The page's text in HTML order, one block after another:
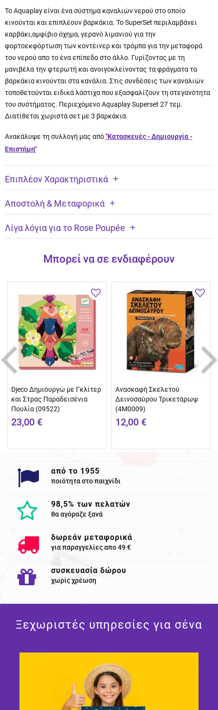
Το Aquaplay είναι ένα σύστημα καναλιών νερού στο οποίο
κινούνται και επιπλέουν βαρκάκια. Το SuperSet περιλαμβάνει
καρβάκι,αμφίβιο όχημα, γερανό λιμανιού για την
φορτοεκφόρτωση των κοντέινερ και τρόμπα για την μεταφορά
του νερού απο το ένα επίπεδο στο άλλο. Γυρίζοντας με τη
μανιβέλα την φτερωτή και ανοιγοκλείνοντας τα φράγματα τα
βαρκάκια κινούνται στα κανάλια. Στις συνδέσεις των καναλιών
τοποθετούνται ειδικά λάστιχα που εξασφαλίζουν τη στεγανότητα
του συστήματος. Περιεχόμενο Aquaplay Superset 27 τεμ.
Διατίθεται χωριστά σετ με 3 βαρκάκια.
Ανακάλυψε τη συλλογή μας από"Κατασκευές - Δημιουργία -
Επιστήμη"
Επιπλέον Χαρακτηριστικά
Αποστολή & Μεταφορικά
Λίγα λόγια για το Rose Poupée
Μπορεί να σε ενδιαφέρουν
Djeco Δημιουργώ με Γκλίτερ
και Στρας Παραδεισένια
Πουλία (09522)
23,00 €
Ανασκαφή Σκελετού
Δεινοσαύρου Τρικετάρωψ
(4M0009)
12,00 €
Χρησιμες Πληροφορίες
από το 1955
ποιότητα στο παιχνίδι
98,5% των πελατών
θα αγόραζε ξανά
δωρεάν μεταφορικά
για παραγγελίες απο 49 €
συσκευασία δώρου
χωρίς χρέωση
Ξεχωριστές υπηρεσίες για σένα